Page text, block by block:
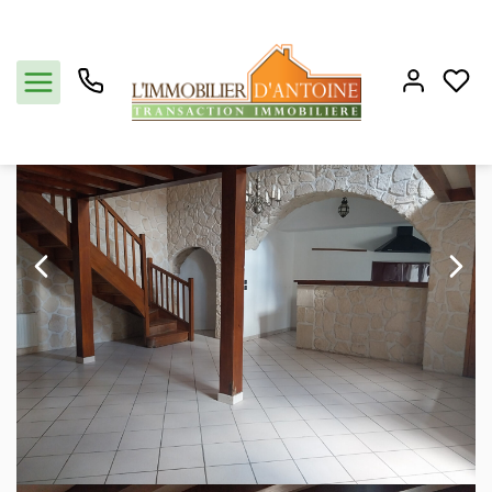
Acheter
Vendre
Estimation
Notre agence
Partenaires
Vente appartement 98 m², Condrieu 69420Rhône
Accueil Ref. : 2332